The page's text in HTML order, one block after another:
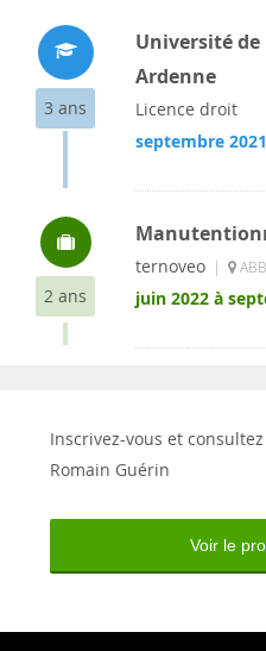
3 ans
Université de
Ardenne
Licence droit
septembre
2 ans
ternoveo |
juin 2022 à
Inscrivez-vous et
Romain Guérin
Voir le